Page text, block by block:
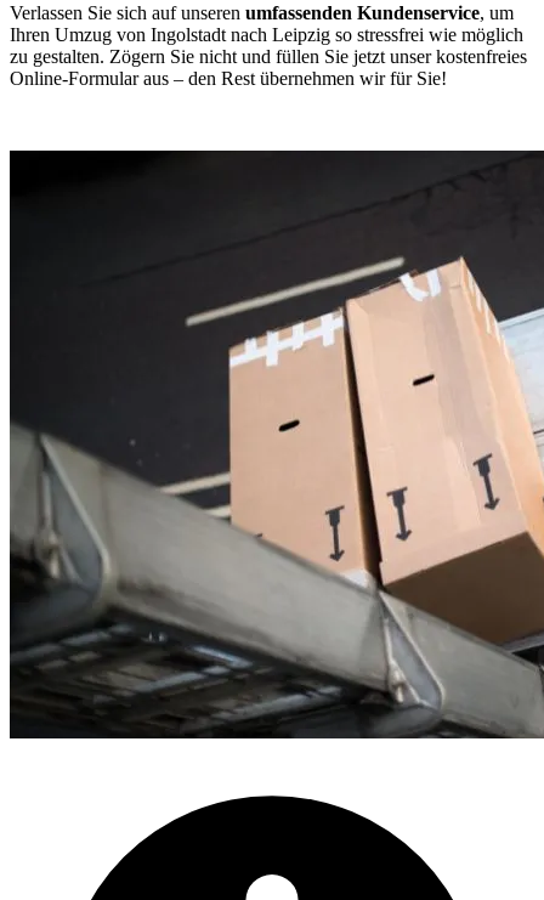
Verlassen Sie sich auf unseren umfassenden Kundenservice, um
Ihren Umzug von Ingolstadt nach Leipzig so stressfrei wie möglich
zu gestalten. Zögern Sie nicht und füllen Sie jetzt unser kostenfreies
Online-Formular aus – den Rest übernehmen wir für Sie!